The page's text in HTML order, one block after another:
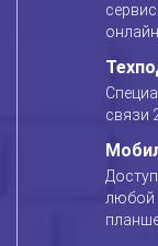
связи
любой